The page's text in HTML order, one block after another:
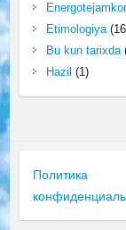
Etimologiya
Bu kun tarixda
Hazil (1)
Политика